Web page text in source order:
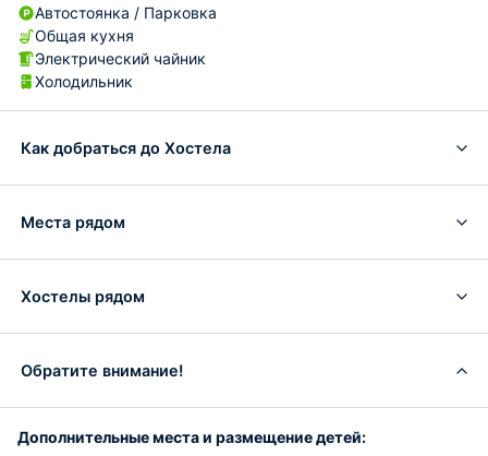
Автостоянка / Парковка
Общая кухня
Электрический чайник
Холодильник
Как добраться до Хостела
Места рядом
Хостелы рядом
Обратите внимание!
Дополнительные места и размещение детей: